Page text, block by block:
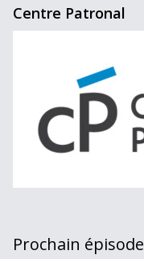
Centre Patronal
Prochain épisode